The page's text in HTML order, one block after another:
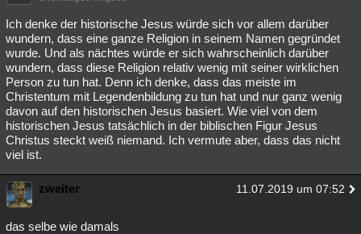
Ich denke der historische Jesus würde sich vor allem darüber
wundern, dass eine ganze Religion in seinem Namen gegründet
wurde. Und als nächtes würde er sich wahrscheinlich darüber
wundern, dass diese Religion relativ wenig mit seiner wirklichen
Person zu tun hat. Denn ich denke, dass das meiste im
Christentum mit Legendenbildung zu tun hat und nur ganz wenig
davon auf den historischen Jesus basiert. Wie viel von dem
historischen Jesus tatsächlich in der biblischen Figur Jesus
Christus steckt weiß niemand. Ich vermute aber, dass das nicht
viel ist.
zweiter 11.07.2019 um 07:52
das selbe wie damals